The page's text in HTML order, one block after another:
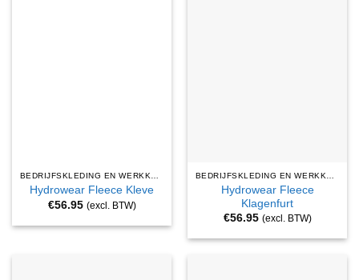
Hydrowear Fleece Kleve
€56.95 (excl. BTW)
Hydrowear Fleece
Klagenfurt
€56.95 (excl. BTW)